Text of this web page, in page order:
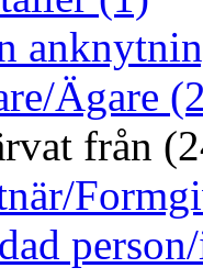
Ägare
från